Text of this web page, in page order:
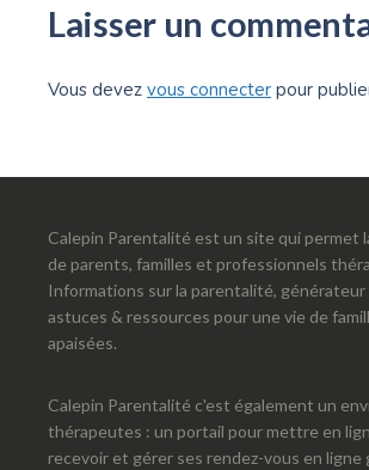
Laisser un
Vous devez vous connecter pour
Calepin Parentalité est un site qui permet
de parents, familles et professionnels
Informations sur la parentalité, générateur
astuces & ressources pour une vie de
apaisées.
Calepin Parentalité c'est également un
thérapeutes : un portail pour mettre en
recevoir et gérer ses rendez-vous en